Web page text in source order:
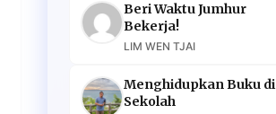
Beri Waktu Jumhur
Bekerja!
LIM WEN TJAI
Menghidupkan Buku di
Sekolah